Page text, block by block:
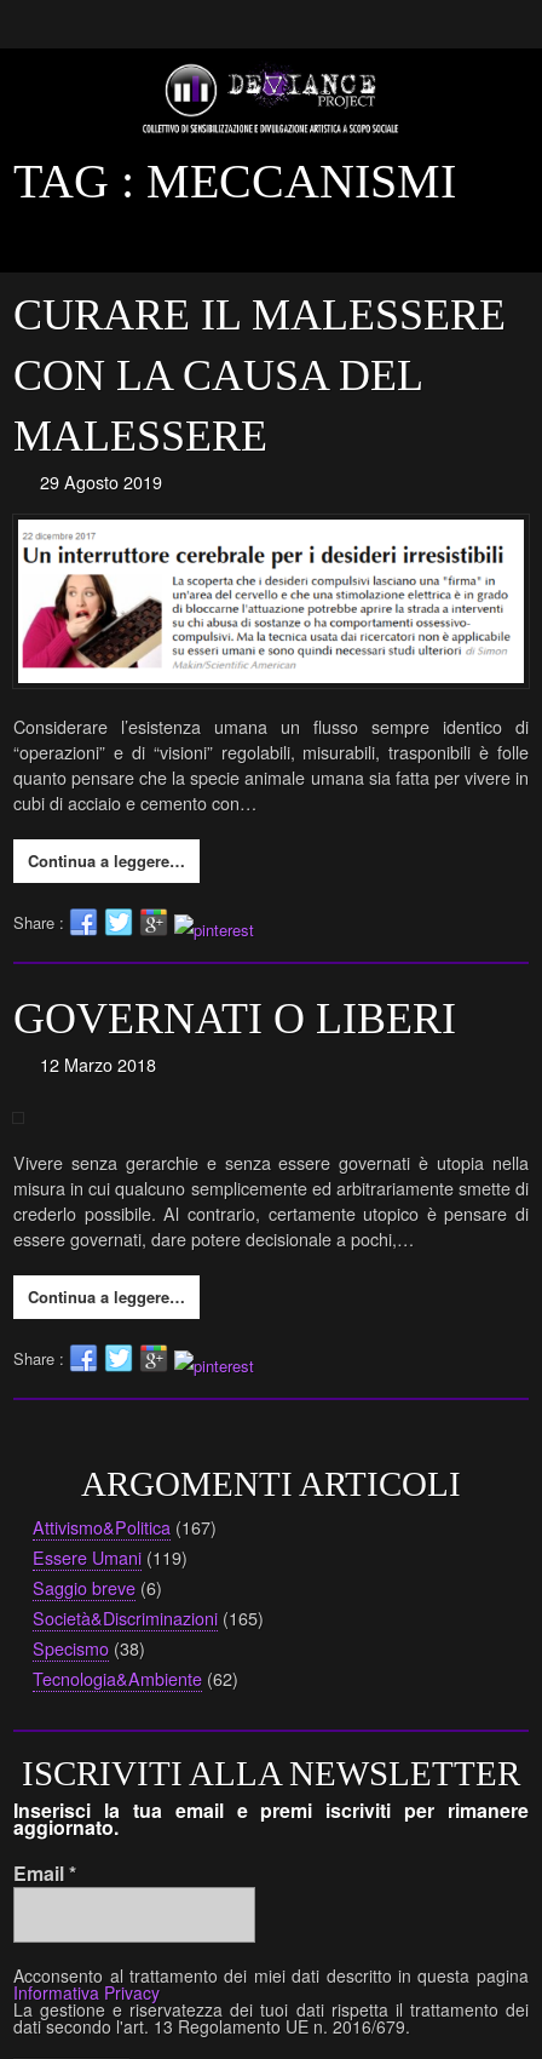
TAG : MECCANISMI
CURARE IL MALESSERE
CON LA CAUSA DEL
MALESSERE
29 Agosto 2019
Considerare l’esistenza umana un flusso sempre identico di
“operazioni” e di “visioni” regolabili, misurabili, trasponibili è folle
quanto pensare che la specie animale umana sia fatta per vivere in
cubi di acciaio e cemento con…
Continua a leggere…
Share :
GOVERNATI O LIBERI
12 Marzo 2018
Vivere senza gerarchie e senza essere governati è utopia nella
misura in cui qualcuno semplicemente ed arbitrariamente smette di
crederlo possibile. Al contrario, certamente utopico è pensare di
essere governati, dare potere decisionale a pochi,…
Continua a leggere…
Share :
ARGOMENTI ARTICOLI
Attivismo&Politica (167)
Essere Umani (119)
Saggio breve (6)
Società&Discriminazioni (165)
Specismo (38)
Tecnologia&Ambiente (62)
ISCRIVITI ALLA NEWSLETTER
Inserisci la tua email e premi iscriviti per rimanere
aggiornato.
Email*
Acconsento al trattamento dei miei dati descritto in questa pagina
Informativa Privacy
La gestione e riservatezza dei tuoi dati rispetta il trattamento dei
dati secondo l'art. 13 Regolamento UE n. 2016/679.